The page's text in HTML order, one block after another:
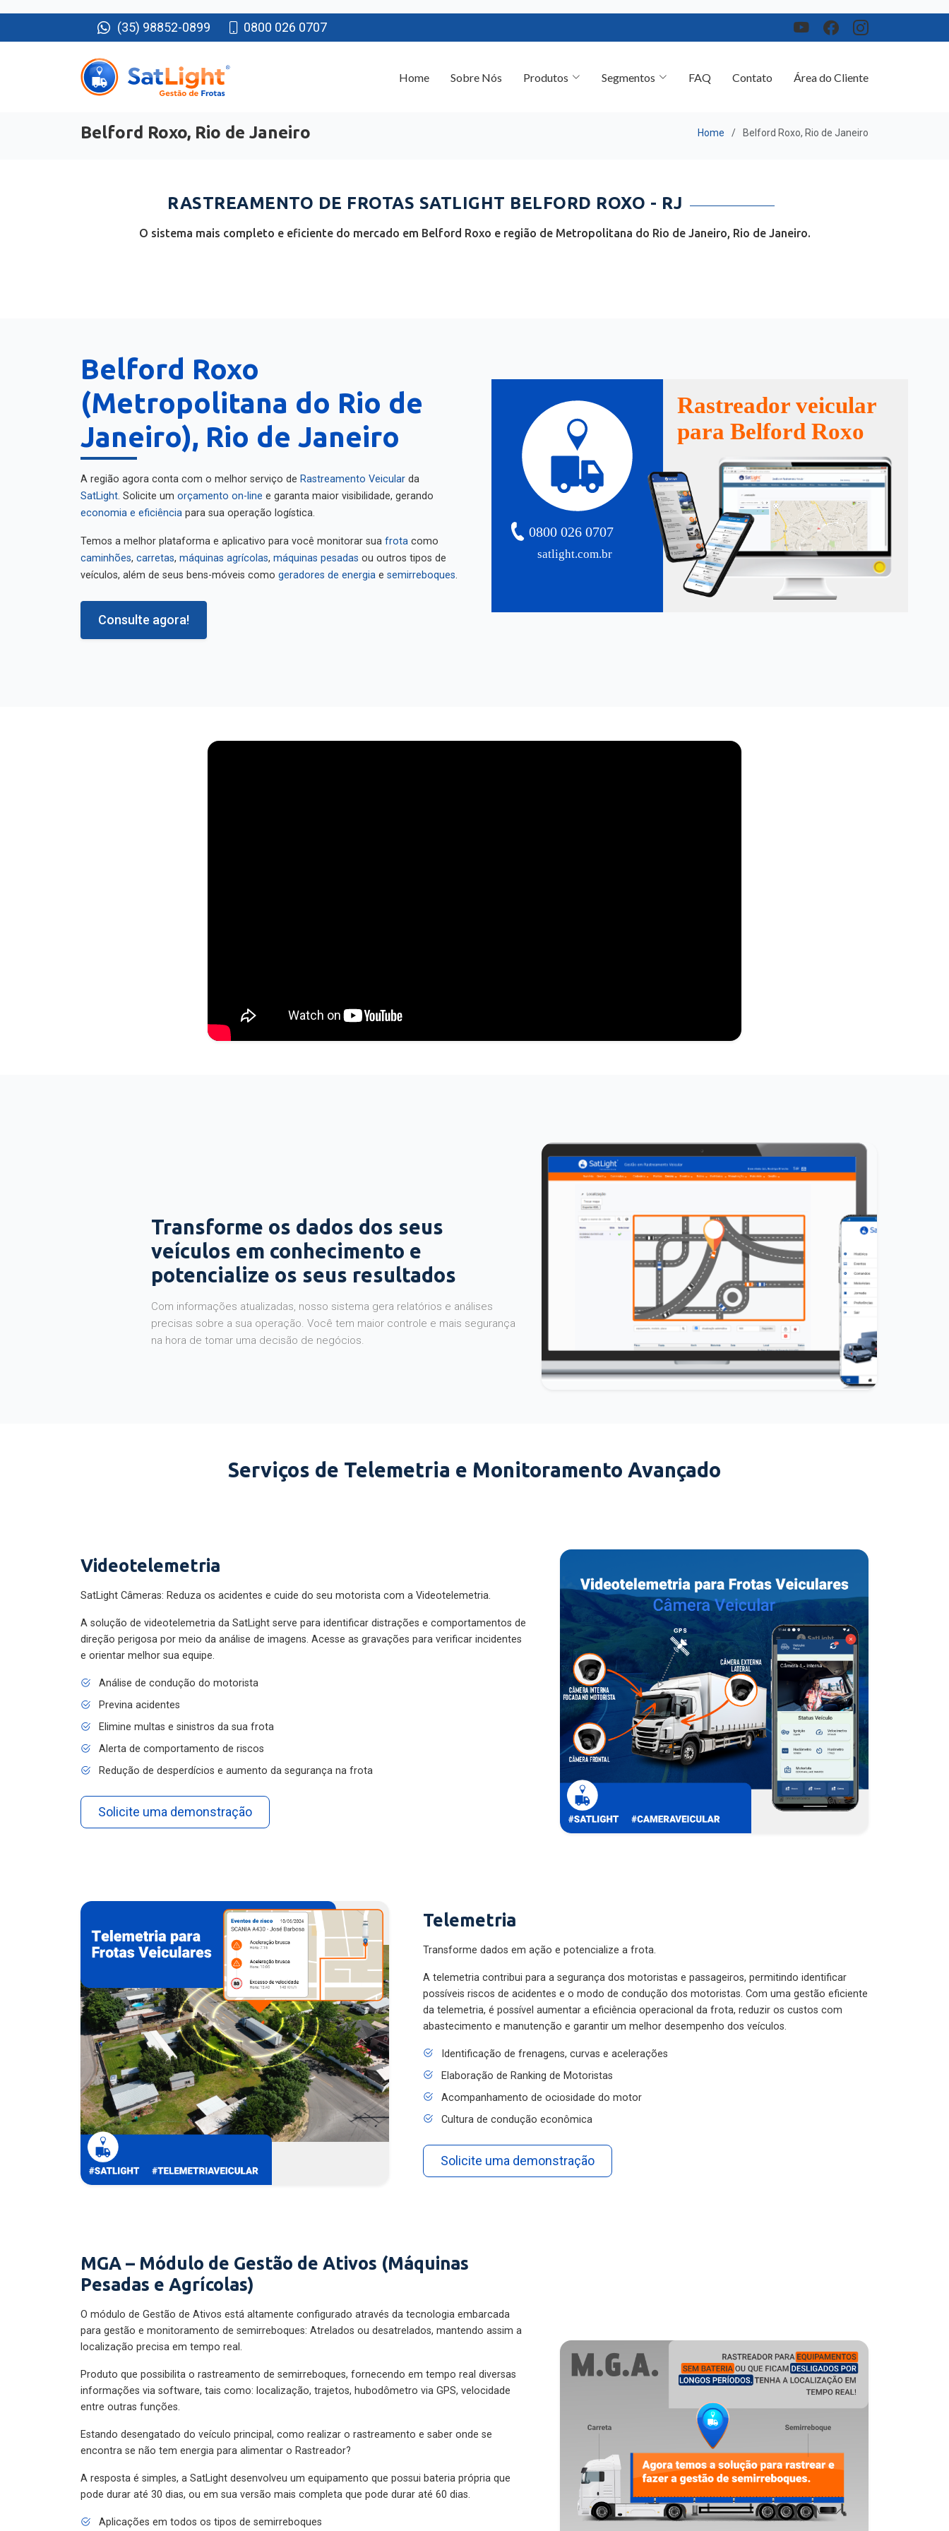
(35) 98852-0899 0800 026 0707
Belford Roxo, Rio de Janeiro
RASTREAMENTO DE FROTAS SATLIGHT BELFORD ROXO - RJ
O sistema mais completo e eficiente do mercado em Belford Roxo e região de Metropolitana do Rio de Janeiro, Rio de Janeiro.
Belford Roxo
(Metropolitana do Rio de
Janeiro), Rio de Janeiro
A região agora conta com o melhor serviço de Rastreamento Veicular
da
SatLight
. Solicite um orçamento on-line
e garanta maior visibilidade, gerando
economia e eficiência
para sua operação logística.
Temos a melhor plataforma e aplicativo para você monitorar sua frota
caminhões
máquinas agrícolas máquinas pesadas
ou outros tipos de
veículos, além de seus bens-móveis como
geradores de energia semirreboques
Consulte agora!
satlight.com.br
0800 026 0707
Rastreador veicular
para Belford Roxo
Transforme os dados dos seus
veículos em conhecimento e
potencialize os seus resultados
Com informações atualizadas, nosso sistema gera relatórios e análises
precisas sobre a sua operação. Você tem maior controle e mais segurança
na hora de tomar uma decisão de negócios.
Serviços de Telemetria e Monitoramento Avançado
Videotelemetria
SatLight Câmeras: Reduza os acidentes e cuide do seu motorista com a Videotelemetria.
A solução de videotelemetria da SatLight serve para identificar distrações e comportamentos de
direção perigosa por meio da análise de imagens. Acesse as gravações para verificar incidentes
e orientar melhor sua equipe.
Análise de condução do motorista
Previna acidentes
Elimine multas e sinistros da sua frota
Alerta de comportamento de riscos
Redução de desperdícios e aumento da segurança na frota
Solicite uma demonstração
Telemetria
Transforme dados em ação e potencialize a frota.
A telemetria contribui para a segurança dos motoristas e passageiros, permitindo identificar
possíveis riscos de acidentes e o modo de condução dos motoristas. Com uma gestão eficiente
da telemetria, é possível aumentar a eficiência operacional da frota, reduzir os custos com
abastecimento e manutenção e garantir um melhor desempenho dos veículos.
Identificação de frenagens, curvas e acelerações
Elaboração de Ranking de Motoristas
Acompanhamento de ociosidade do motor
Cultura de condução econômica
Solicite uma demonstração
MGA – Módulo de Gestão de Ativos (Máquinas
Pesadas e Agrícolas)
O módulo de Gestão de Ativos está altamente configurado através da tecnologia embarcada
para gestão e monitoramento de semirreboques: Atrelados ou desatrelados, mantendo assim a
localização precisa em tempo real.
Produto que possibilita o rastreamento de semirreboques, fornecendo em tempo real diversas
informações via software, tais como: localização, trajetos, hubodômetro via GPS, velocidade
entre outras funções.
Estando desengatado do veículo principal, como realizar o rastreamento e saber onde se
encontra se não tem energia para alimentar o Rastreador?
A resposta é simples, a SatLight desenvolveu um equipamento que possui bateria própria que
pode durar até 30 dias, ou em sua versão mais completa que pode durar até 60 dias.
Aplicações em todos os tipos de semirreboques